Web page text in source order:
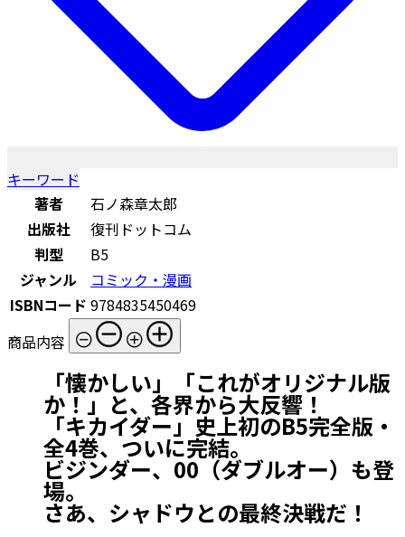
キーワード
著者
石ノ森章太郎
出版社
復刊ドットコム
判型
B5
ジャンル
コミック・漫画
ISBNコード 9784835450469
商品内容
「懐かしい」「これがオリジナル版
か！」と、各界から大反響！
「キカイダー」史上初のB5完全版・
全4巻、ついに完結。
ビジンダー、00（ダブルオー）も登
場。
さあ、シャドウとの最終決戦だ！